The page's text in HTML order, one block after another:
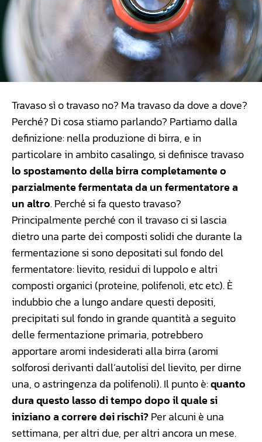
Travaso sì o travaso no? Ma travaso da dove a dove?
Perché? Di cosa stiamo parlando? Partiamo dalla
definizione: nella produzione di birra, e in
particolare in ambito casalingo, si definisce travaso
lo spostamento della birra completamente o
parzialmente fermentata da un fermentatore a
un altro. Perché si fa questo travaso?
Principalmente perché con il travaso ci si lascia
dietro una parte dei composti solidi che durante la
fermentazione si sono depositati sul fondo del
fermentatore: lievito, residui di luppolo e altri
composti organici (proteine, polifenoli, etc etc). È
indubbio che a lungo andare questi depositi,
precipitati sul fondo in grande quantità a seguito
delle fermentazione primaria, potrebbero
apportare aromi indesiderati alla birra (aromi
solforosi derivanti dall’autolisi del lievito, per dirne
una, o astringenza da polifenoli). Il punto è:quanto
dura questo lasso di tempo dopo il quale si
iniziano a correre dei rischi?Per alcuni è una
settimana, per altri due, per altri ancora un mese.